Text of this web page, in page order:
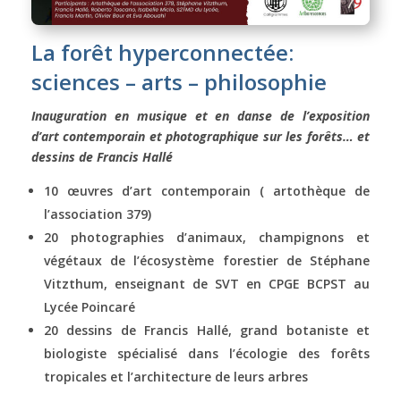
La forêt hyperconnectée:
sciences – arts – philosophie
Inauguration en musique et en danse de l’exposition
d’art contemporain et photographique sur les forêts… et
dessins de Francis Hallé
10 œuvres d’art contemporain ( artothèque de
l’association 379)
20 photographies d’animaux, champignons et
végétaux de l’écosystème forestier de Stéphane
Vitzthum, enseignant de SVT en CPGE BCPST au
Lycée Poincaré
20 dessins de Francis Hallé, grand botaniste et
biologiste spécialisé dans l’écologie des forêts
tropicales et l’architecture de leurs arbres